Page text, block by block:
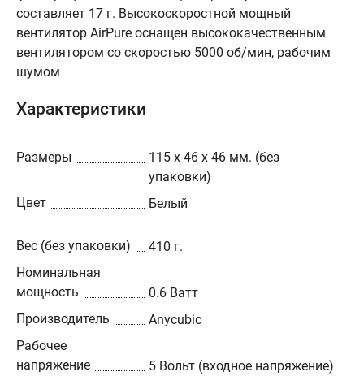
составляет 17 г. Высокоскоростной мощный
вентилятор AirPure оснащен высококачественным
вентилятором со скоростью 5000 об/мин, рабочим
шумом
Характеристики
Размеры
115 х 46 х 46 мм. (без
упаковки)
Цвет
Белый
Вес (без упаковки)
410 г.
Номинальная
мощность
0.6 Ватт
Производитель
Anycubic
Рабочее
напряжение
5 Вольт (входное напряжение)